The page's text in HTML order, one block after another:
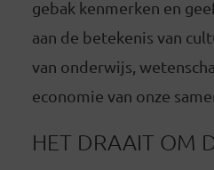
gebak kenmerken en
aan de betekenis van
van onderwijs,
economie van onze
HET DRAAIT OM